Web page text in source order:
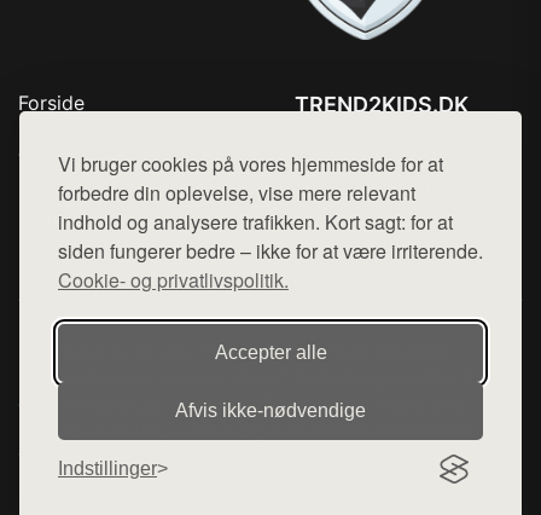
Vi bruger cookies på vores hjemmeside for at
forbedre din oplevelse, vise mere relevant
indhold og analysere trafikken. Kort sagt: for at
siden fungerer bedre – ikke for at være irriterende.
Cookie- og privatlivspolitik.
Accepter alle
Afvis ikke‑nødvendige
Indstillinger
Forside
Top Rabatter
Blog
Kontakt
TREND2KIDS.DK
Mail: hej@want.dk
Cookie- og privatlivspolitik
Denne side er en del af want.dk, der udgiver en række
hjemmesider med præsentation af forskellige produkter fra
diverse webshops. Der sælges ikke varer fra denne side - vi
henviser til de shops, som sælger varen. Vi har heller ikke
varerne på lager.